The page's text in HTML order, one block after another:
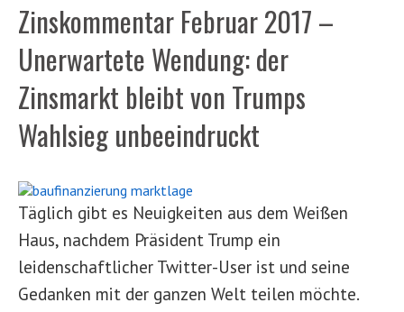
Zinskommentar Februar 2017 –
Unerwartete Wendung: der
Zinsmarkt bleibt von Trumps
Wahlsieg unbeeindruckt
Täglich gibt es Neuigkeiten aus dem Weißen
Haus, nachdem Präsident Trump ein
leidenschaftlicher Twitter-User ist und seine
Gedanken mit der ganzen Welt teilen möchte.